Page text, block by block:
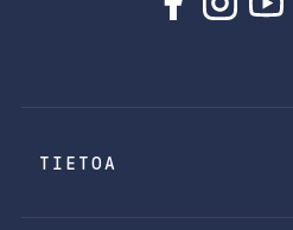
TIETOA